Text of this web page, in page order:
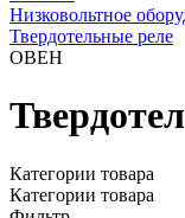
Низковольтное
Твердотельные реле
ОВЕН
Категории товара
Категории товара